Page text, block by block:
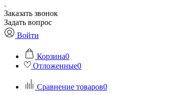
Заказать звонок
Задать вопрос
Войти
Корзина0
Отложенные0
Сравнение товаров0